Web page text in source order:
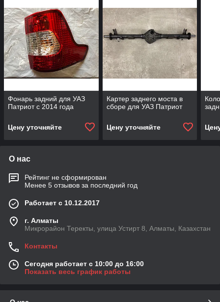
Фонарь задний для УАЗ
Патриот с 2014 года
Цену уточняйте
Картер заднего моста в
сборе для УАЗ Патриот
Цену уточняйте
О нас
Рейтинг не сформирован
Менее 5 отзывов за последний год
Работает с 10.12.2017
г. Алматы
Микрорайон Теректы, улица Устирт 8, Алматы, Казахстан
Контакты
Сегодня работает с 10:00 до 16:00
Показать весь график работы